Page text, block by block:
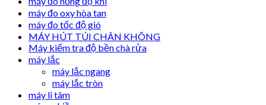
máy đo oxy hòa tan
máy đo tốc độ gió
MÁY HÚT TÚI CHÂN KHÔNG
Máy kiểm tra độ bền chà rửa
máy lắc
máy lắc ngang
máy lắc tròn
máy li tâm